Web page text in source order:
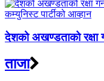
देशको अखण्डताको रक्षा
ताजा